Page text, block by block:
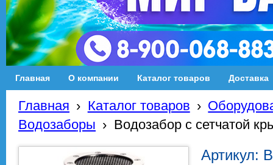
Главная О компании Каталог товаров Доставка
Главная › Каталог товаров ›
Водозаборы › Водозабор с сетчатой
Артикул: